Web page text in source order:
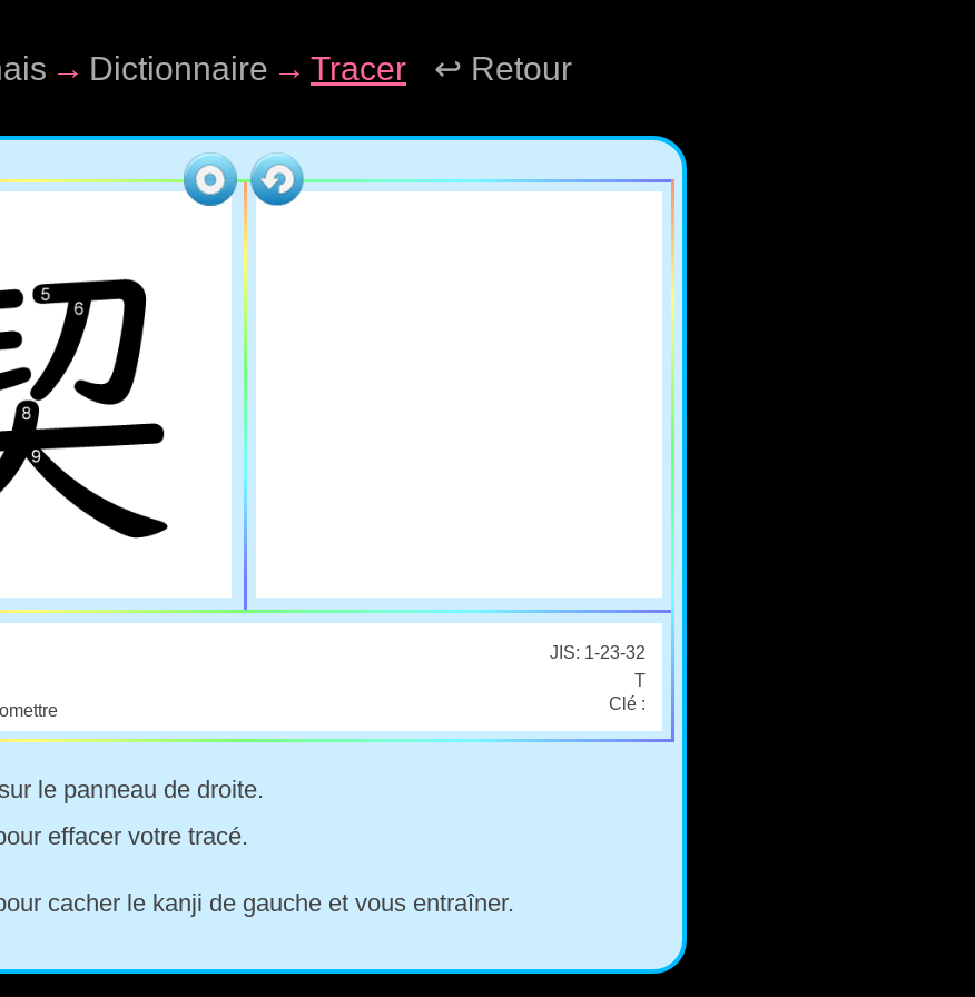
→ Dictionnaire → Tracer ↩ Retour
JIS: 1-23-32
T
Clé :
le panneau de droite.
effacer votre tracé.
cacher le kanji de gauche et vous entraîner.